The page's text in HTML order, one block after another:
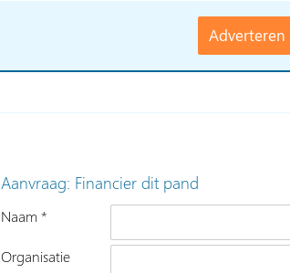
Adverteren
Aanvraag: Financier dit pand
Naam *
Organisatie